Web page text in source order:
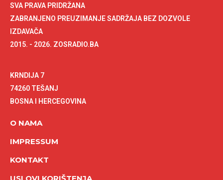
SVA PRAVA PRIDRŽANA
ZABRANJENO PREUZIMANJE SADRŽAJA BEZ DOZVOLE
IZDAVAČA
2015. - 2026. ZOSRADIO.BA
KRNDIJA 7
74260 TEŠANJ
BOSNA I HERCEGOVINA
O NAMA
IMPRESSUM
KONTAKT